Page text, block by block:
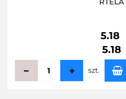
5.18
5.18
szt.